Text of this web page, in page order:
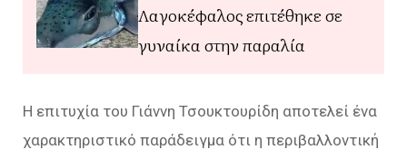
Λαγοκέφαλος επιτέθηκε σε
γυναίκα στην παραλία
Η επιτυχία του Γιάννη Τσουκτουρίδη αποτελεί ένα
χαρακτηριστικό παράδειγμα ότι η περιβαλλοντική